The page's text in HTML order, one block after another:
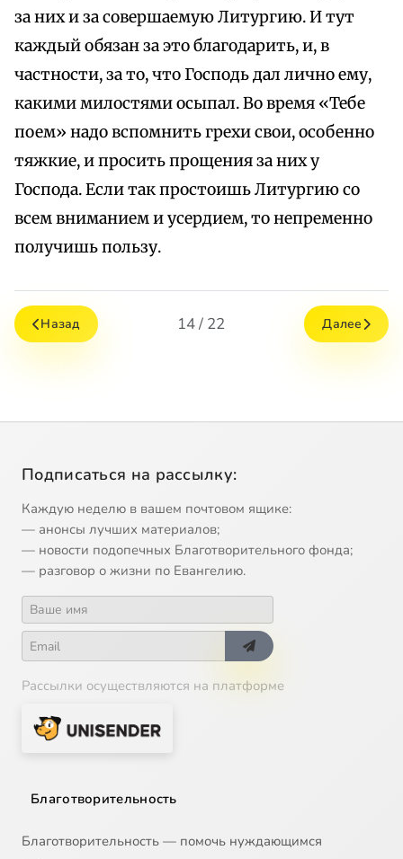
за них и за совершаемую Литургию. И тут
каждый обязан за это благодарить, и, в
частности, за то, что Господь дал лично ему,
какими милостями осыпал. Во время «Тебе
поем» надо вспомнить грехи свои, особенно
тяжкие, и просить прощения за них у
Господа. Если так простоишь Литургию со
всем вниманием и усердием, то непременно
получишь пользу.
Назад 14 / 22 Далее
Подписаться на рассылку:
Каждую неделю в вашем почтовом ящике:
— анонсы лучших материалов;
— новости подопечных Благотворительного фонда;
— разговор о жизни по Евангелию.
Рассылки осуществляются на платформе
Благотворительность
Благотворительность — помочь нуждающимся